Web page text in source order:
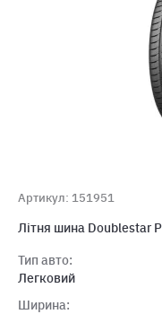
Артикул: 151951
Лiтня шина Doublestar
Тип авто:
Легковий
Ширина: